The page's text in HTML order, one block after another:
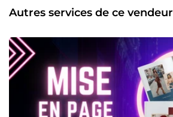
Autres services de ce vendeur